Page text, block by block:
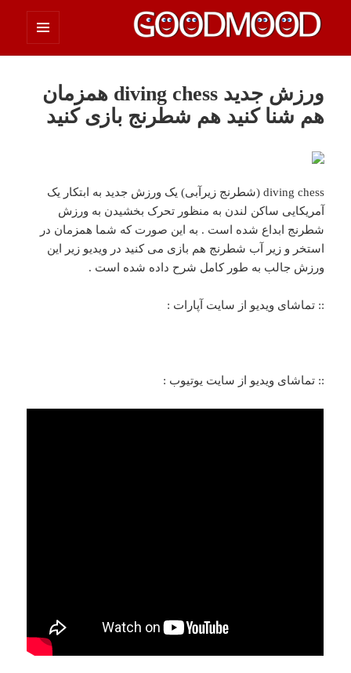
چیزای خووب مووب
ورزش جدید diving chess همزمان
هم شنا کنید هم شطرنج بازی کنید
diving chess (شطرنج زیرآبی) یک ورزش جدید به ابتکار یک
آمریکایی ساکن لندن به منظور تحرک بخشیدن به ورزش
شطرنج ابداع شده است . به این صورت که شما همزمان در
استخر و زیر آب شطرنج هم بازی می کنید در ویدیو زیر این
ورزش جالب به طور کامل شرح داده شده است .
:: تماشای ویدیو از سایت آپارات :
:: تماشای ویدیو از سایت یوتیوب :